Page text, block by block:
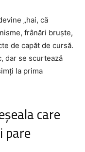
„hai, că
frânări bruşte,
de capăt de cursă.
dar se scurtează
la prima
care
pare